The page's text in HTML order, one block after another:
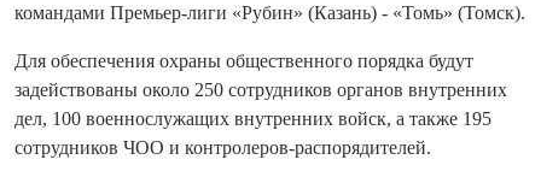
командами Премьер-лиги «Рубин» (Казань) - «Томь» (Томск).
Для обеспечения охраны общественного порядка будут
задействованы около 250 сотрудников органов внутренних
дел, 100 военнослужащих внутренних войск, а также 195
сотрудников ЧОО и контролеров-распорядителей.